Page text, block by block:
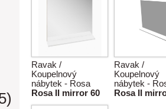
Ravak /
Koupelnový
nábytek - Rosa
Rosa II mirror 60
Ravak /
Koupelnový
nábytek -
Rosa II